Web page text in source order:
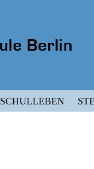
SCHULLEBEN